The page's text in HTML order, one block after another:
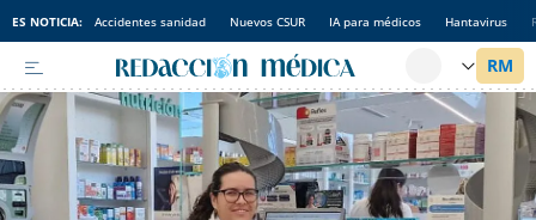
ES NOTICIA: Accidentes sanidad Nuevos CSUR IA para médicos Hantavirus